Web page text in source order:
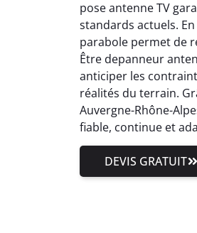
pose antenne TV
standards actuels.
parabole permet de
Être depanneur
anticiper les
réalités du terrain.
Auvergne-Rhône-
fiable, continue et
DEVIS GRATUIT